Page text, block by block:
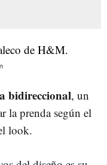
bidireccional, un
la prenda según el
look.